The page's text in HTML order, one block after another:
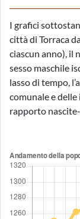
I grafici
città di Torraca
ciascun anno), il
sesso maschile
lasso di tempo,
comunale e delle
rapporto